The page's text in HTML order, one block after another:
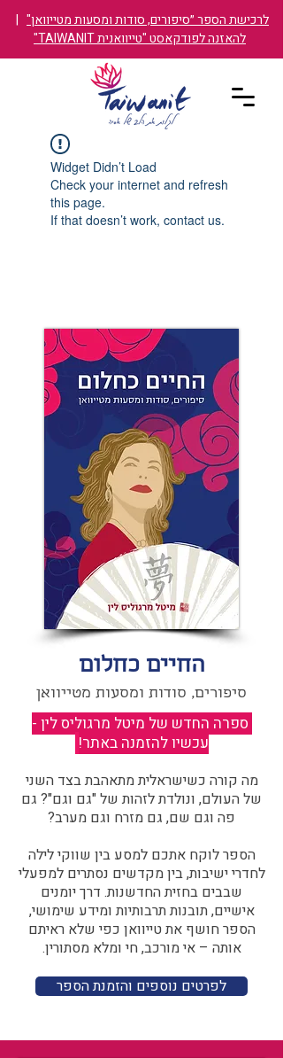
לרכישת הספר ״סיפורים, סודות ומסעות מטייוואן" |
להאזנה לפודקאסט "טייוואנית TAIWANIT"
Widget Didn’t Load
Check your internet and refresh
this page.
If that doesn’t work, contact us.
החיים כחלום
סיפורים, סודות ומסעות מטייוואן
ספרה החדש של מיטל מרגוליס לין -
עכשיו להזמנה באתר!
מה קורה כשישראלית מתאהבת בצד השני
של העולם, ונולדת לזהות של "גם וגם"? גם
פה וגם שם, גם מזרח וגם מערב?​​
הספר לוקח אתכם למסע בין שווקי לילה
לחדרי ישיבות, בין מקדשים נסתרים למפעלי
שבבים בחזית החדשנות. דרך יומנים
אישיים, תובנות תרבותיות ומידע שימושי,
הספר חושף את טייוואן כפי שלא ראיתם
אותה – אי מורכב, חי ומלא מסתורין.
לפרטים נוספים והזמנת הספר